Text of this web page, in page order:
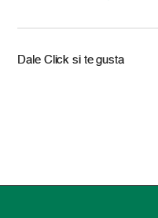
Dale Click si te gusta